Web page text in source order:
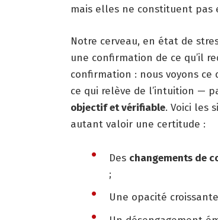
mais elles ne constituent pas
Notre cerveau, en état de
une confirmation de ce qu’il
confirmation : nous voyons
ce qui relève de l’intuition —
objectif et vérifiable. Voici les
autant valoir une certitude :
Des changements de
;
Une opacité